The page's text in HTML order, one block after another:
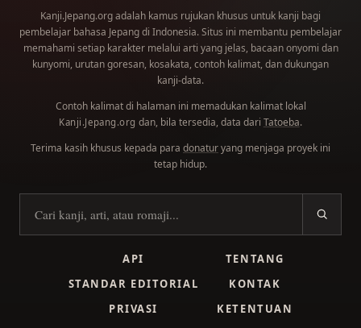
Kanji.Jepang.org adalah kamus rujukan khusus untuk kanji bagi
pembelajar bahasa Jepang di Indonesia. Situs ini membantu pembelajar
memahami setiap karakter melalui arti yang jelas, bacaan onyomi dan
kunyomi, urutan goresan, kosakata, contoh kalimat, dan dukungan
kanji-data.
Contoh kalimat di halaman ini memadukan kalimat lokal
Kanji.Jepang.org dan, bila tersedia, data dari Tatoeba.
Terima kasih khusus kepada para donaturyang menjaga proyek ini
tetap hidup.
Cari kanji
API
TENTANG
STANDAR EDITORIAL
KONTAK
PRIVASI
KETENTUAN